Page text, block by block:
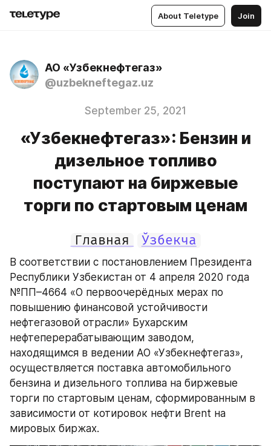
About Teletype Join
АО «Узбекнефтегаз»
@uzbekneftegaz.uz
September 25, 2021
«Узбекнефтегаз»: Бензин и
дизельное топливо
поступают на биржевые
торги по стартовым ценам
Главная Ўзбекча
В соответствии с постановлением Президента
Республики Узбекистан от 4 апреля 2020 года
№ПП–4664 «О первоочерёдных мерах по
повышению финансовой устойчивости
нефтегазовой отрасли» Бухарским
нефтеперерабатывающим заводом,
находящимся в ведении АО «Узбекнефтегаз»,
осуществляется поставка автомобильного
бензина и дизельного топлива на биржевые
торги по стартовым ценам, сформированным в
зависимости от котировок нефти Brent на
мировых биржах.